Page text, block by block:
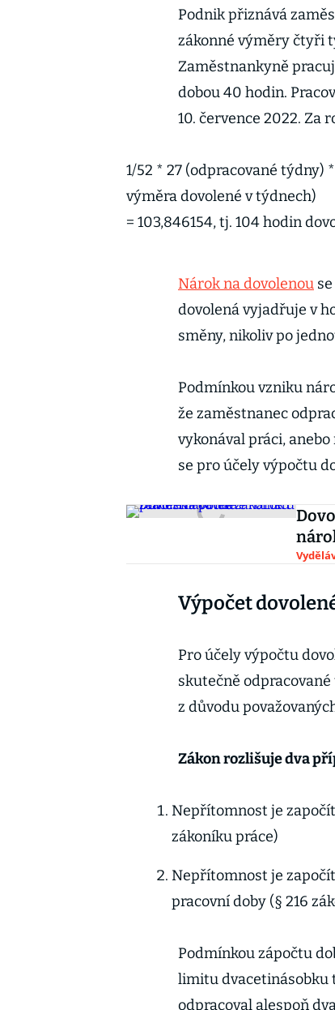
Podnik přiznává
zákonné výměry čtyři
Zaměstnankyně
dobou 40 hodin.
10. července 2022. Za
1/52 * 27 (odpracované
výměra dovolené v týdnech)
= 103,846154, tj. 104 hodin
Nárok na dovolenou
dovolená vyjadřuje v
směny, nikoliv po
Podmínkou vzniku
že zaměstnanec
vykonával práci,
se pro účely výpočtu
Výpočet
Pro účely výpočtu
skutečně
z důvodu
Zákon rozlišuje dva
Nepřítomnost je
zákoníku práce)
Nepřítomnost je
pracovní doby (§ 216
Podmínkou zápočtu
limitu dvacetinásobku
odpracoval alespoň